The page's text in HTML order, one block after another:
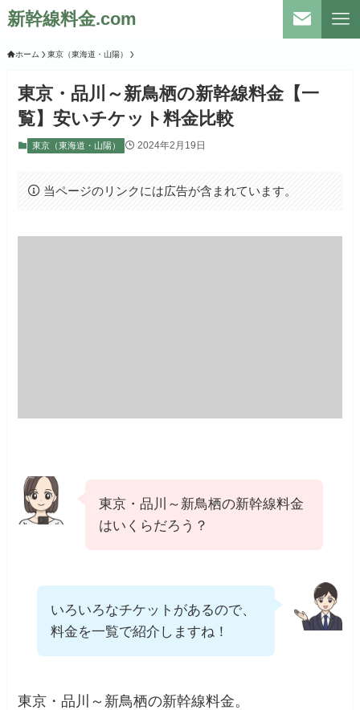
新幹線料金.com
ホーム 東京（東海道・山陽）
東京・品川～新鳥栖の新幹線料金【一
覧】安いチケット料金比較
東京（東海道・山陽） 2024年2月19日
当ページのリンクには広告が含まれています。
東京・品川～新鳥栖の新幹線料金
はいくらだろう？
いろいろなチケットがあるので、
料金を一覧で紹介しますね！
東京・品川～新鳥栖の新幹線料金。